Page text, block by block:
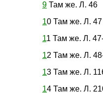
9 Там же. Л. 46
10 Там же. Л. 47
11 Там же. Л.
12 Там же. Л.
13 Там же. Л.
14 Там же. Л.